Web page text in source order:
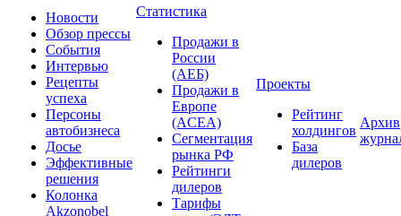
Новости
Обзор прессы
События
Интервью
Рецепты
успеха
Персоны
автобизнеса
Досье
Эффективные
решения
Колонка
Akzonobel
Статистика
Продажи в
России
(АЕБ)
Продажи в
Европе
(ACEA)
Сегментация
рынка РФ
Рейтинги
дилеров
Тарифы
Проекты
Рейтинг
холдингов
База
дилеров
Архив